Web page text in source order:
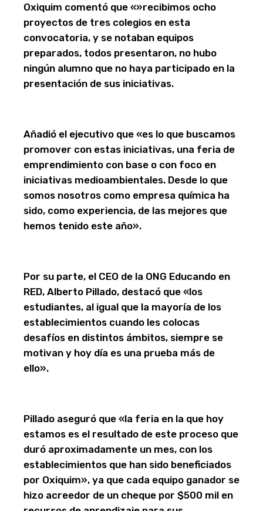
Oxiquim comentó que «»recibimos ocho
proyectos de tres colegios en esta
convocatoria, y se notaban equipos
preparados, todos presentaron, no hubo
ningún alumno que no haya participado en la
presentación de sus iniciativas.
Añadió el ejecutivo que «es lo que buscamos
promover con estas iniciativas, una feria de
emprendimiento con base o con foco en
iniciativas medioambientales. Desde lo que
somos nosotros como empresa química ha
sido, como experiencia, de las mejores que
hemos tenido este año».
Por su parte, el CEO de la ONG Educando en
RED, Alberto Pillado, destacó que «los
estudiantes, al igual que la mayoría de los
establecimientos cuando les colocas
desafíos en distintos ámbitos, siempre se
motivan y hoy día es una prueba más de
ello».
Pillado aseguró que «la feria en la que hoy
estamos es el resultado de este proceso que
duró aproximadamente un mes, con los
establecimientos que han sido beneficiados
por Oxiquim», ya que cada equipo ganador se
hizo acreedor de un cheque por $500 mil en